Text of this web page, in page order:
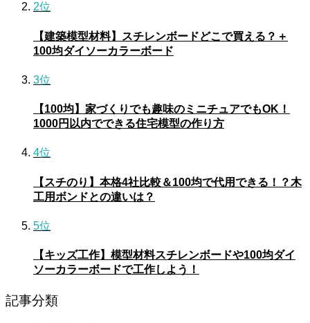
2位
【建築模型材料】スチレンボードどこで買える？＋
100均ダイソーカラーボード
3位
【100均】家づくりでも趣味のミニチュアでもOK！
1000円以内でできる住宅模型の作り方
4位
【スチのり】本格4社比較＆100均で代用できる！？木
工用ボンドとの違いは？
5位
【キッズ工作】模型材料スチレンボードや100均ダイ
ソーカラーボードで工作しよう！
記事分類